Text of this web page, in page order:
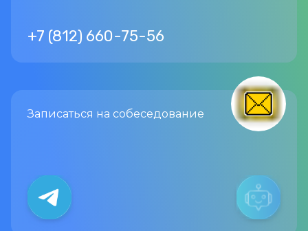
+7 (812) 660-75-56
Записаться на собеседование